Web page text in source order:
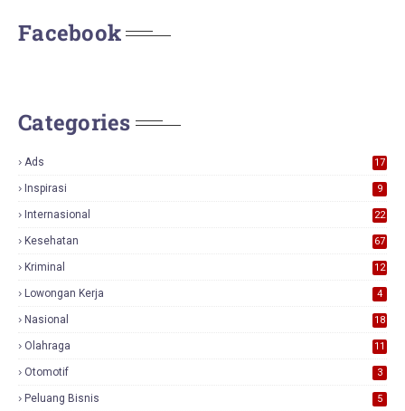
Facebook
Categories
Ads
17
Inspirasi 9
Internasional 22
Kesehatan 67
Kriminal 12
Lowongan Kerja 4
Nasional
18
Olahraga 11
Otomotif 3
Peluang Bisnis 5